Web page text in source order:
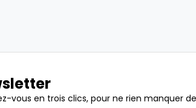
vous en trois clics, pour ne rien manquer de